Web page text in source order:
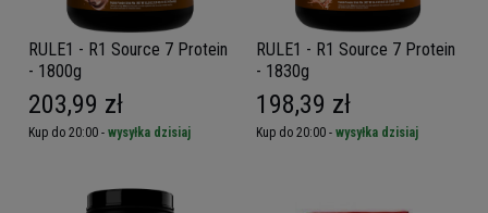
RULE1 - R1 Source 7 Protein
- 1800g
203,99 zł
Kup do 20:00 - wysyłka dzisiaj
RULE1 - R1 Source 7 Protein
- 1830g
198,39 zł
Kup do 20:00 - wysyłka dzisiaj